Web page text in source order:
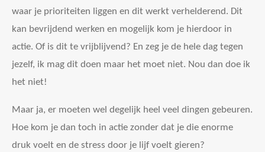
waar je prioriteiten liggen en dit werkt verhelderend. Dit
kan bevrijdend werken en mogelijk kom je hierdoor in
actie. Of is dit te vrijblijvend? En zeg je de hele dag tegen
jezelf, ik mag dit doen maar het moet niet. Nou dan doe ik
het niet!
Maar ja, er moeten wel degelijk heel veel dingen gebeuren.
Hoe kom je dan toch in actie zonder dat je die enorme
druk voelt en de stress door je lijf voelt gieren?